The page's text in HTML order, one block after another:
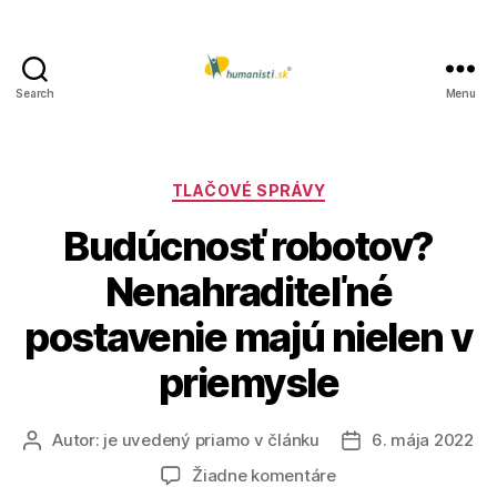
Search Menu
Kategórie
TLAČOVÉ SPRÁVY
Budúcnosť robotov?
Nenahraditeľné
postavenie majú nielen v
priemysle
AutorAutor: je uvedený priamo v článku
Dátum
6. mája 2022
Žiadne komentárena